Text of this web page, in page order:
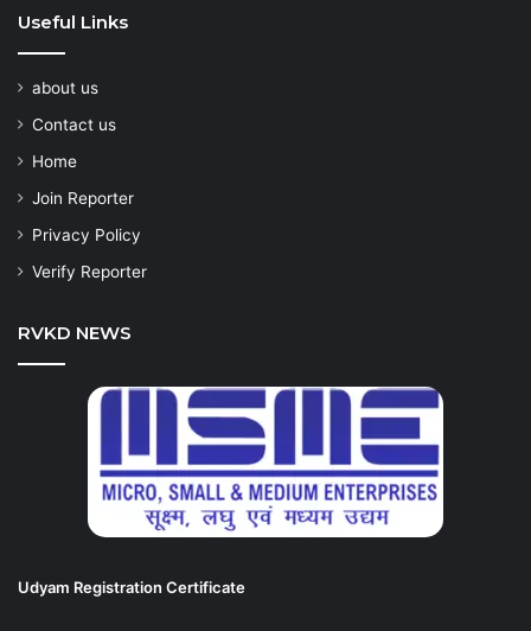
Useful Links
about us
Contact us
Home
Join Reporter
Privacy Policy
Verify Reporter
RVKD NEWS
Udyam Registration Certificate